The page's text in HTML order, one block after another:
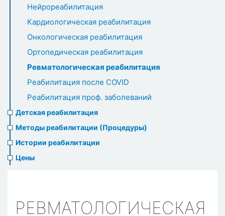
Нейрореабилитация
Кардиологическая реабилитация
Онкологическая реабилитация
Ортопедическая реабилитация
Ревматологическая реабилитация
Реабилитация после COVID
Реабилитация проф. заболеваний
Детская реабилитация
Методы реабилитации (Процедуры)
Истории реабилитации
Цены
РЕВМАТОЛОГИЧЕСКАЯ